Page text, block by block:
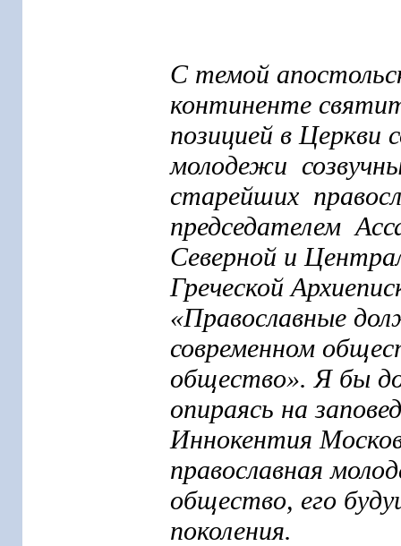
С темой
континенте
позицией в Церкви
молодежи
старейших
председателем
Северной и
Греческой
«Православные
современном
общество». Я бы
опираясь на
Иннокентия
православная
общество, его
поколения.